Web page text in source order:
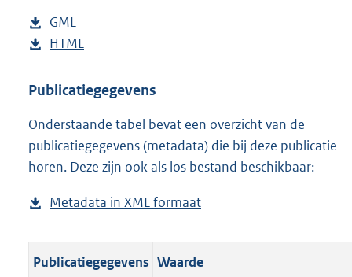
D
o
n
o
a
d
u
l
GML
e
t
n
d
s
r
o
D
w
l
o
a
p
b
HTML
s
a
n
d
g
o
Publicatiegegevens
Onderstaande tabel bevat een overzicht van de
publicatiegegevens (metadata) die bij deze publicatie
horen. Deze zijn ook als los bestand beschikbaar:
Metadata in XML formaat
t
Publicatiegegevens Waarde